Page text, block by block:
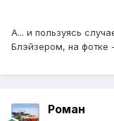
А... и пользуясь
Блэйзером, на фотке
Роман